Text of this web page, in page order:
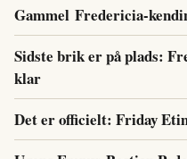
Gammel Fredericia-
Sidste brik er på plads:
klar
Det er officielt: Friday